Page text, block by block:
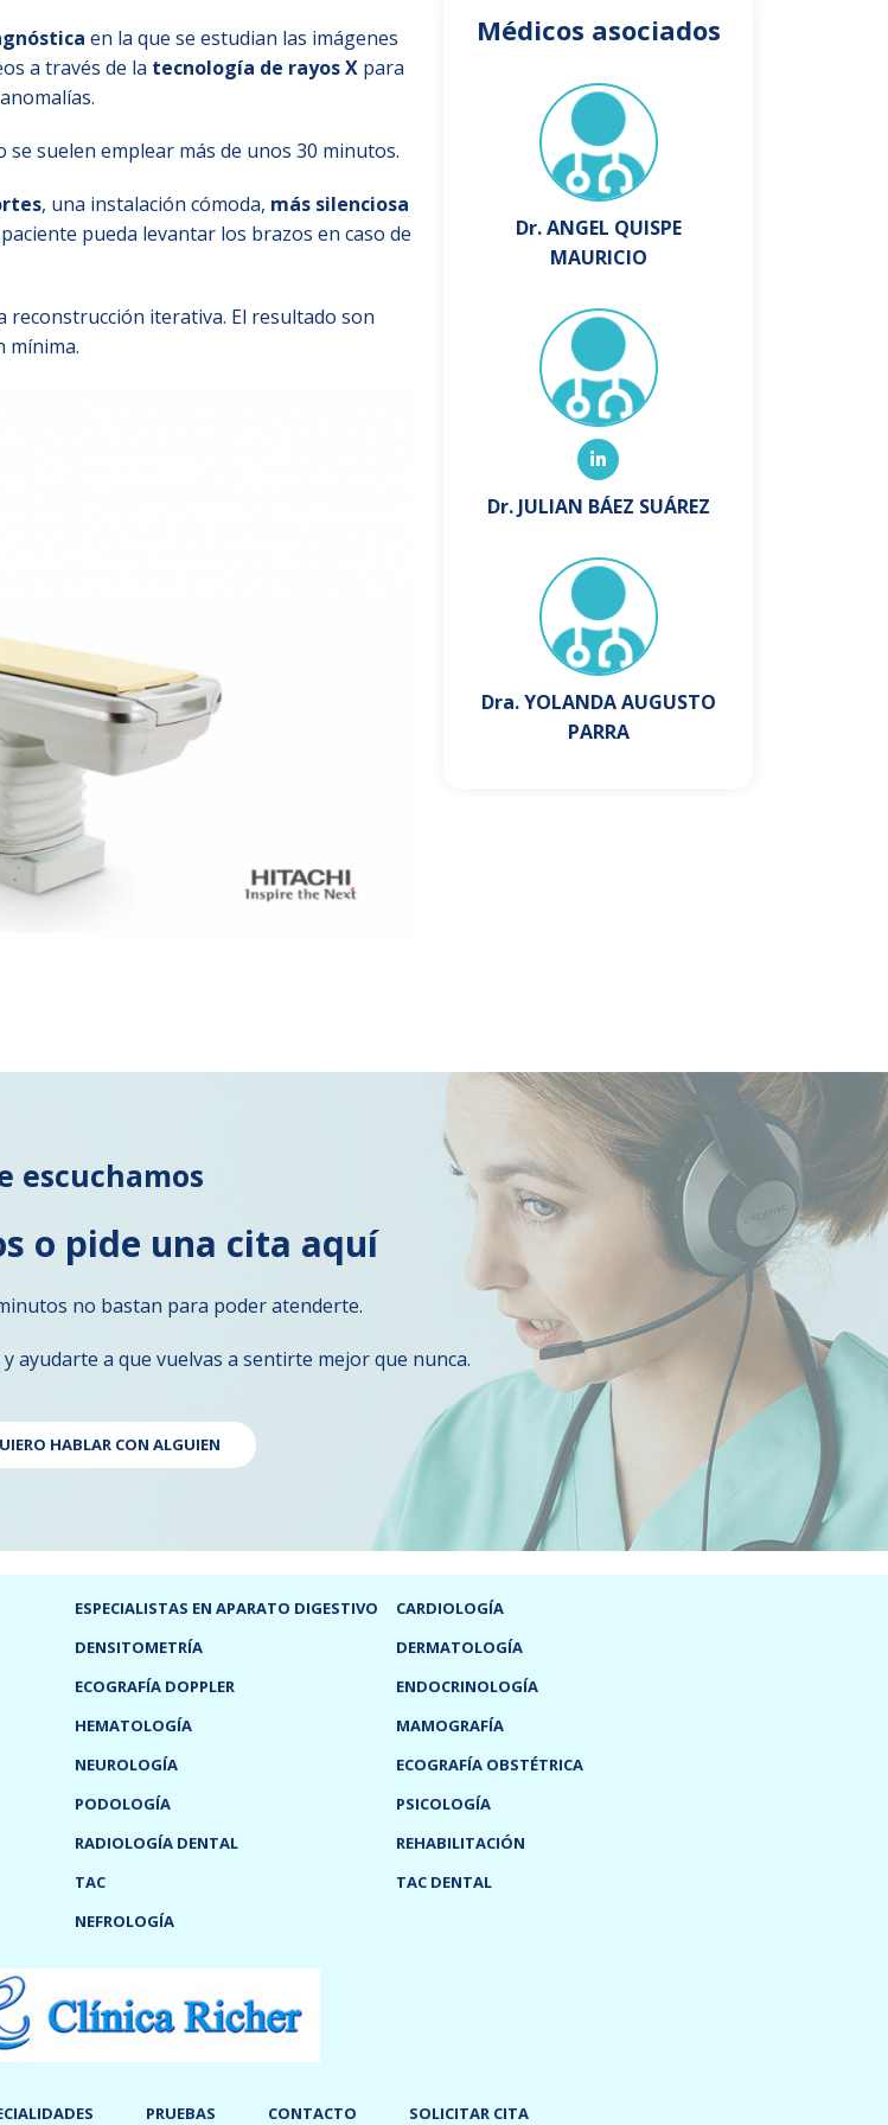
en la que se estudian las imágenes
a través de la tecnología de rayos X para
suelen emplear más de unos 30 minutos.
, una instalación cómoda, más silenciosa
pueda levantar los brazos en caso de
reconstrucción iterativa. El resultado son
mínima.
Médicos asociados
Dr. ANGEL QUISPE
MAURICIO
Dr. JULIAN BÁEZ SUÁREZ
Dra. YOLANDA AUGUSTO
PARRA
escuchamos
o pide una cita aquí
no bastan para poder atenderte.
ayudarte a que vuelvas a sentirte mejor que nunca.
HABLAR CON ALGUIEN
ESPECIALISTAS EN APARATO DIGESTIVO
CARDIOLOGÍA
DENSITOMETRÍA
DERMATOLOGÍA
ECOGRAFÍA DOPPLER
ENDOCRINOLOGÍA
HEMATOLOGÍA
MAMOGRAFÍA
NEUROLOGÍA
ECOGRAFÍA OBSTÉTRICA
PODOLOGÍA
PSICOLOGÍA
RADIOLOGÍA DENTAL
REHABILITACIÓN
TAC
TAC DENTAL
NEFROLOGÍA
PRUEBAS CONTACTO SOLICITAR CITA